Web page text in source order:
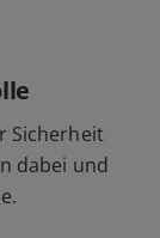
Sicherheit
dabei und